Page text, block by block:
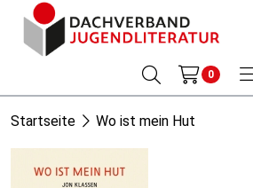
0
Startseite Wo ist mein Hut